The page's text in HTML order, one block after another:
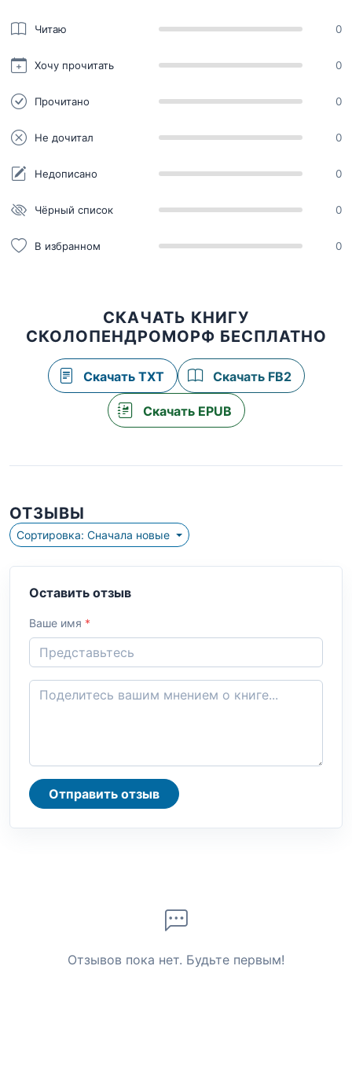
Читаю 0
Хочу прочитать 0
Прочитано 0
Не дочитал 0
Недописано 0
Чёрный список 0
В избранном 0
СКАЧАТЬ КНИГУ
СКОЛОПЕНДРОМОРФ БЕСПЛАТНО
Скачать TXT Скачать FB2
Скачать EPUB
ОТЗЫВЫ
Сортировка: Сначала новые
Оставить отзыв
Ваше имя *
Отправить отзыв
Отзывов пока нет. Будьте первым!